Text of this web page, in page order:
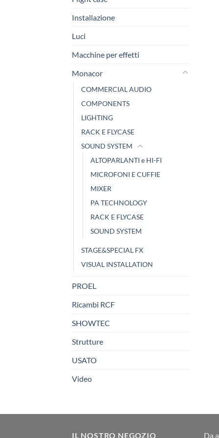
Installazione
Luci
Macchine per effetti
Monacor
COMMERCIAL AUDIO
COMPONENTS
LIGHTING
RACK E FLYCASE
SOUND SYSTEM
ALTOPARLANTI e HI-FI
MICROFONI E CUFFIE
MIXER
PA TECHNOLOGY
RACK E FLYCASE
SOUND SYSTEM
STAGE&SPECIAL FX
VISUAL INSTALLATION
PROEL
Ricambi RCF
SHOWTEC
Strutture
USATO
Video
IL NOSTRO NEGOZIO
Da